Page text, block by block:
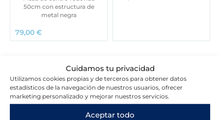
Cuidamos tu privacidad
Utilizamos cookies propias y de terceros para obtener datos
estadísticos de la navegación de nuestros usuarios, ofrecer
marketing personalizado y mejorar nuestros servicios.
Aceptar todo
50cm con estructura de
metal negra
79,00 €
Lo que dicen nuestros clientes